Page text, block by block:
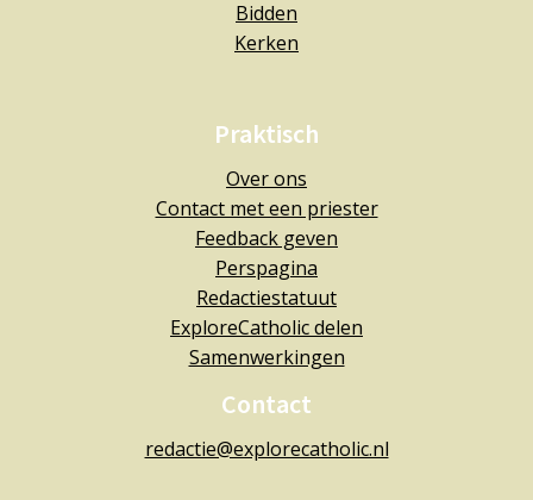
Bidden
Kerken
Praktisch
Over ons
Contact met een priester
Feedback geven
Perspagina
Redactiestatuut
ExploreCatholic delen
Samenwerkingen
Contact
redactie@explorecatholic.nl